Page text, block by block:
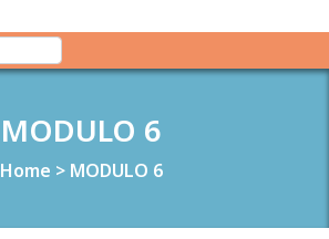
MODULO 6
Home > MODULO 6